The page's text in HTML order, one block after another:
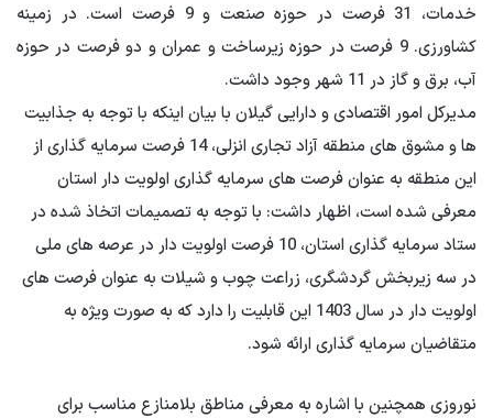
خدمات، 31 فرصت در حوزه صنعت و 9 فرصت است. در زمینه
کشاورزی. 9 فرصت در حوزه زیرساخت و عمران و دو فرصت در حوزه
آب، برق و گاز در 11 شهر وجود داشت.
مدیرکل امور اقتصادی و دارایی گیلان با بیان اینکه با توجه به جذابیت
ها و مشوق های منطقه آزاد تجاری انزلی، 14 فرصت سرمایه گذاری از
این منطقه به عنوان فرصت های سرمایه گذاری اولویت دار استان
معرفی شده است، اظهار داشت: با توجه به تصمیمات اتخاذ شده در
ستاد سرمایه گذاری استان، 10 فرصت اولویت دار در عرصه های ملی
در سه زیربخش گردشگری، زراعت چوب و شیلات به عنوان فرصت های
اولویت دار در سال 1403 این قابلیت را دارد که به صورت ویژه به
متقاضیان سرمایه گذاری ارائه شود.
نوروزی همچنین با اشاره به معرفی مناطق بلامنازع مناسب برای